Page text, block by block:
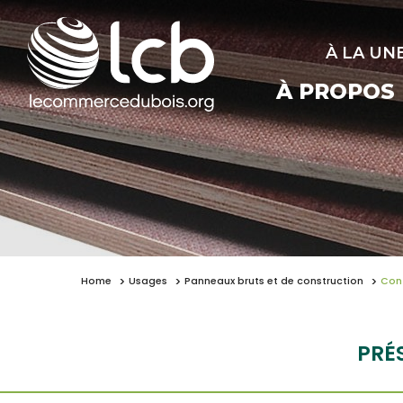
À LA
À PROPOS
Home Usages Panneaux bruts et de construction